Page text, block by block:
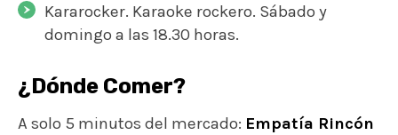
Kararocker. Karaoke rockero. Sábado y
domingo a las 18.30 horas.
¿Dónde Comer?
A solo 5 minutos del mercado: Empatía Rincón